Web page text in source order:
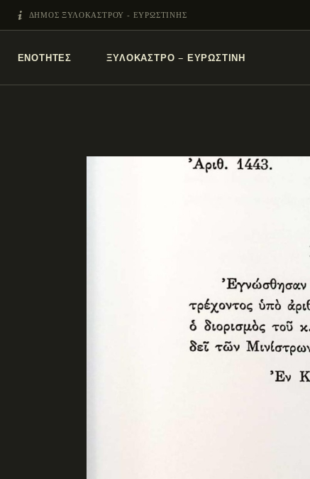
ΔΗΜΟΣ ΞΥΛΟΚΑΣΤΡΟΥ - ΕΥΡΩΣΤΙΝΗΣ
ΕΝΌΤΗΤΕΣ ΞΥΛΌΚΑΣΤΡΟ – ΕΥΡΩΣΤΊΝΗ